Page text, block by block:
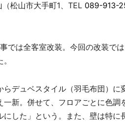
松山市大手町1、TEL 089-913-
では全客室改装。今回の改装で
デュベスタイル（羽毛布団）に
一新。併せて、フロアごとに色
にした」という。また、壁は特